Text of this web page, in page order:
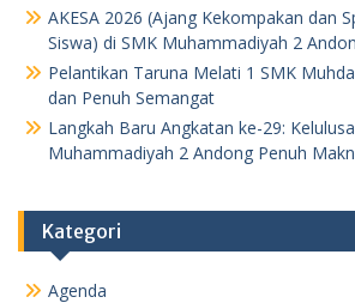
AKESA 2026 (Ajang Kekompakan dan
Siswa) di SMK Muhammadiyah 2
Pelantikan Taruna Melati 1 SMK
dan Penuh Semangat
Langkah Baru Angkatan ke-29:
Muhammadiyah 2 Andong Penuh
Kategori
Agenda